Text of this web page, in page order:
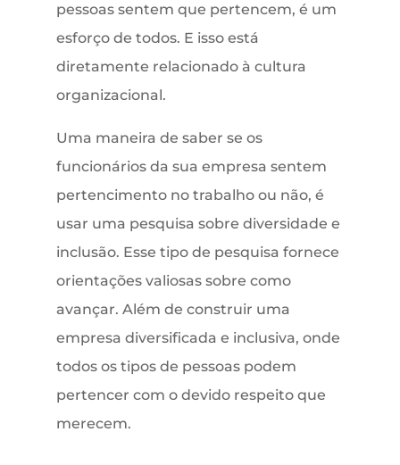
pessoas sentem que pertencem, é um
esforço de todos. E isso está
diretamente relacionado à cultura
organizacional.
Uma maneira de saber se os
funcionários da sua empresa sentem
pertencimento no trabalho ou não, é
usar uma pesquisa sobre diversidade e
inclusão. Esse tipo de pesquisa fornece
orientações valiosas sobre como
avançar. Além de construir uma
empresa diversificada e inclusiva, onde
todos os tipos de pessoas podem
pertencer com o devido respeito que
merecem.